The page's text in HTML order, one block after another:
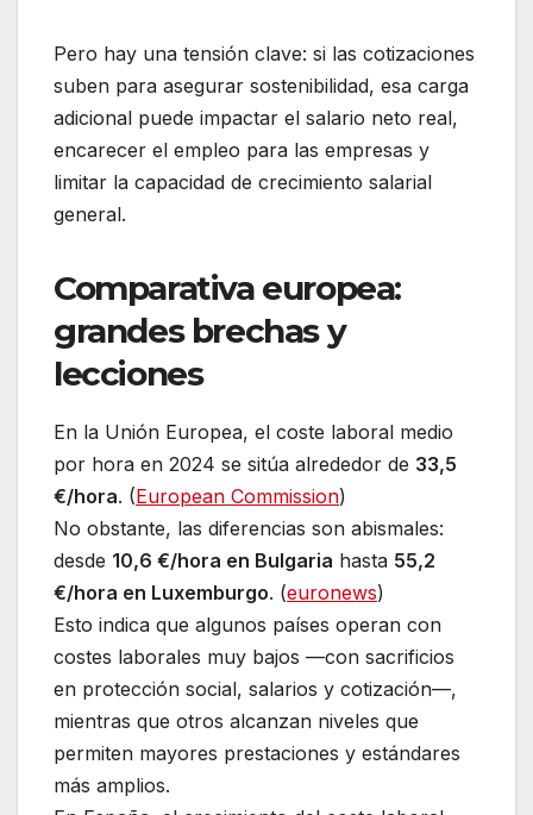
Pero hay una tensión clave: si las cotizaciones
suben para asegurar sostenibilidad, esa carga
adicional puede impactar el salario neto real,
encarecer el empleo para las empresas y
limitar la capacidad de crecimiento salarial
general.
Comparativa europea:
grandes brechas y
lecciones
En la Unión Europea, el coste laboral medio
por hora en 2024 se sitúa alrededor de 33,5
€/hora. (European Commission)
No obstante, las diferencias son abismales:
desde 10,6 €/hora en Bulgaria hasta 55,2
€/hora en Luxemburgo. (euronews)
Esto indica que algunos países operan con
costes laborales muy bajos —con sacrificios
en protección social, salarios y cotización—,
mientras que otros alcanzan niveles que
permiten mayores prestaciones y estándares
más amplios.